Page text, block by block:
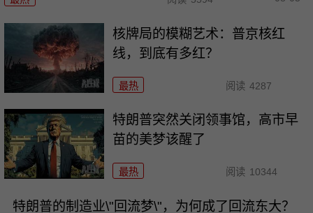
核牌局的模糊艺术：普京核红
线，到底有多红？
最热 阅读 4287
特朗普突然关闭领事馆，高市早
苗的美梦该醒了
最热 阅读 10344
特朗普的制造业\"回流梦\"，为何成了回流东大？